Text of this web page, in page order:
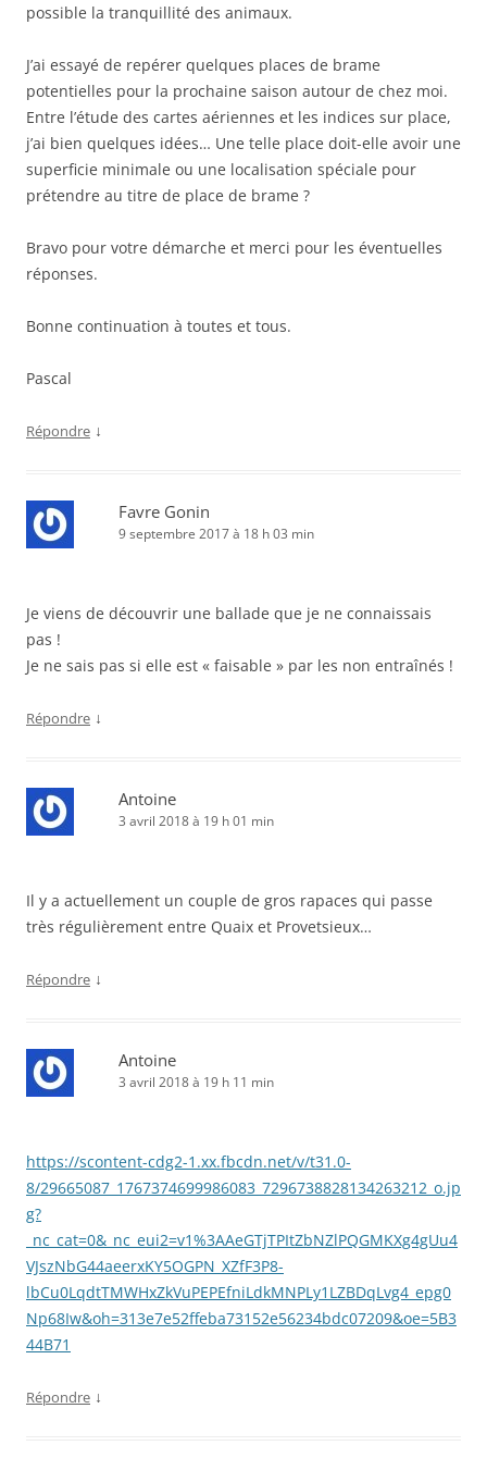
possible la tranquillité des animaux.
J’ai essayé de repérer quelques places de brame
potentielles pour la prochaine saison autour de chez moi.
Entre l’étude des cartes aériennes et les indices sur place,
j’ai bien quelques idées… Une telle place doit-elle avoir une
superficie minimale ou une localisation spéciale pour
prétendre au titre de place de brame ?
Bravo pour votre démarche et merci pour les éventuelles
réponses.
Bonne continuation à toutes et tous.
Pascal
Répondre ↓
Favre Gonin
9 septembre 2017 à 18 h 03 min
Je viens de découvrir une ballade que je ne connaissais
pas !
Je ne sais pas si elle est « faisable » par les non entraînés !
Répondre ↓
Antoine
3 avril 2018 à 19 h 01 min
Il y a actuellement un couple de gros rapaces qui passe
très régulièrement entre Quaix et Provetsieux…
Répondre ↓
Antoine
3 avril 2018 à 19 h 11 min
https://scontent-cdg2-1.xx.fbcdn.net/v/t31.0-
8/29665087_1767374699986083_7296738828134263212_o.jp
g?
_nc_cat=0&_nc_eui2=v1%3AAeGTjTPItZbNZlPQGMKXg4gUu4
VJszNbG44aeerxKY5OGPN_XZfF3P8-
lbCu0LqdtTMWHxZkVuPEPEfniLdkMNPLy1LZBDqLvg4_epg0
Np68Iw&oh=313e7e52ffeba73152e56234bdc07209&oe=5B3
44B71
Répondre ↓